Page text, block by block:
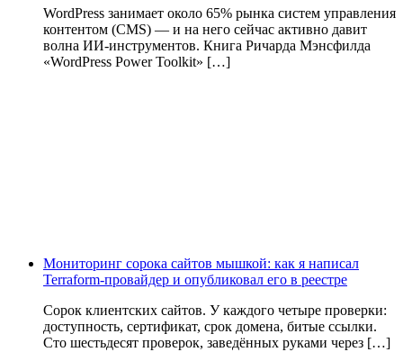
WordPress занимает около 65% рынка систем управления
контентом (CMS) — и на него сейчас активно давит
волна ИИ‑инструментов. Книга Ричарда Мэнсфилда
«WordPress Power Toolkit» […]
Мониторинг сорока сайтов мышкой: как я написал
Terraform-провайдер и опубликовал его в реестре
Сорок клиентских сайтов. У каждого четыре проверки:
доступность, сертификат, срок домена, битые ссылки.
Сто шестьдесят проверок, заведённых руками через […]